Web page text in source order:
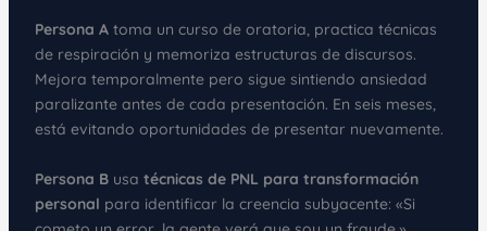
Persona Atoma un curso de oratoria, practica técnicas
de respiración y memoriza estructuras de discursos.
Mejora temporalmente pero sigue sintiendo ansiedad
paralizante antes de cada presentación. En seis meses,
está evitando oportunidades de presentar nuevamente.
Persona Busa técnicas de PNL para transformación
personal para identificar la creencia subyacente: «Si